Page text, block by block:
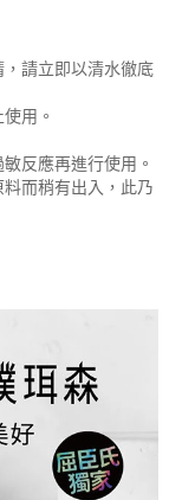
請立即以清水徹底
用。
反應再進行使用。
而稍有出入，此乃